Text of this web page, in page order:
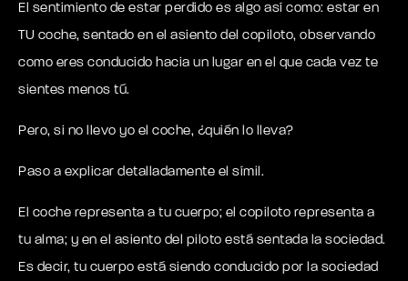
El sentimiento de estar perdido es algo así como: estar en
TU coche, sentado en el asiento del copiloto, observando
como eres conducido hacia un lugar en el que cada vez te
sientes menos tú.
Pero, si no llevo yo el coche, ¿quién lo lleva?
Paso a explicar detalladamente el símil.
El coche representa a tu cuerpo; el copiloto representa a
tu alma; y en el asiento del piloto está sentada la sociedad.
Es decir, tu cuerpo está siendo conducido por la sociedad